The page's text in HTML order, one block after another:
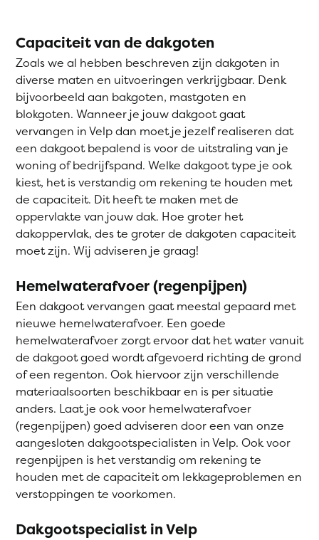
Capaciteit van de dakgoten
Zoals we al hebben beschreven zijn dakgoten in
diverse maten en uitvoeringen verkrijgbaar. Denk
bijvoorbeeld aan bakgoten, mastgoten en
blokgoten. Wanneer je jouw dakgoot gaat
vervangen in Velp dan moet je jezelf realiseren dat
een dakgoot bepalend is voor de uitstraling van je
woning of bedrijfspand. Welke dakgoot type je ook
kiest, het is verstandig om rekening te houden met
de capaciteit. Dit heeft te maken met de
oppervlakte van jouw dak. Hoe groter het
dakoppervlak, des te groter de dakgoten capaciteit
moet zijn. Wij adviseren je graag!
Hemelwaterafvoer (regenpijpen)
Een dakgoot vervangen gaat meestal gepaard met
nieuwe hemelwaterafvoer. Een goede
hemelwaterafvoer zorgt ervoor dat het water vanuit
de dakgoot goed wordt afgevoerd richting de grond
of een regenton. Ook hiervoor zijn verschillende
materiaalsoorten beschikbaar en is per situatie
anders. Laat je ook voor hemelwaterafvoer
(regenpijpen) goed adviseren door een van onze
aangesloten dakgootspecialisten in Velp. Ook voor
regenpijpen is het verstandig om rekening te
houden met de capaciteit om lekkageproblemen en
verstoppingen te voorkomen.
Dakgootspecialist in Velp